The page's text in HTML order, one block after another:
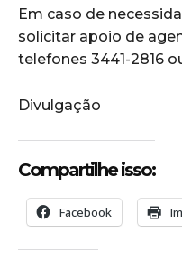
Em caso de
solicitar apoio de
telefones 3441-2816
Divulgação
Compartilhe isso:
Facebook